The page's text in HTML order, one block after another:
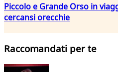
Piccolo e Grande Orso in
cercansi orecchie
Raccomandati per te